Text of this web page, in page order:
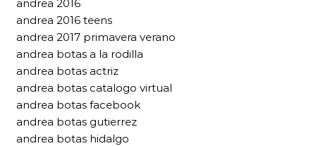
andrea 2016
andrea 2016 teens
andrea 2017 primavera verano
andrea botas a la rodilla
andrea botas actriz
andrea botas catalogo virtual
andrea botas facebook
andrea botas gutierrez
andrea botas hidalgo